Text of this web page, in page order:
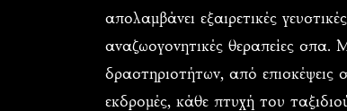
απολαμβάνει εξαιρετικές
αναζωογονητικές θεραπείες σπα.
δραστηριοτήτων, από επισκέψεις
εκδρομές, κάθε πτυχή του